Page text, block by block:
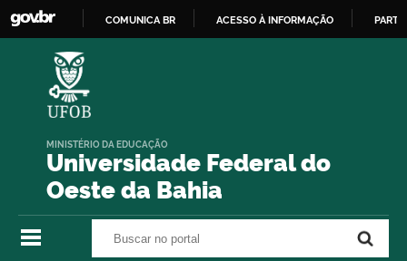
COMUNICA BR ACESSO À INFORMAÇÃO
Universidade Federal do
Oeste da Bahia
MINISTÉRIO DA EDUCAÇÃO